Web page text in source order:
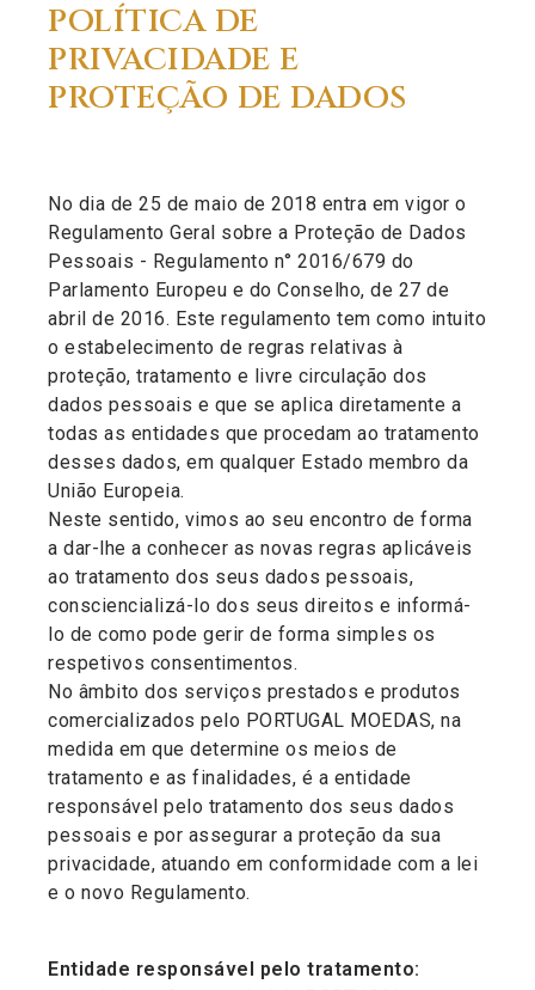
POLÍTICA DE
PRIVACIDADE E
PROTEÇÃO DE DADOS
No dia de 25 de maio de 2018 entra em vigor o
Regulamento Geral sobre a Proteção de Dados
Pessoais - Regulamento n° 2016/679 do
Parlamento Europeu e do Conselho, de 27 de
abril de 2016. Este regulamento tem como intuito
o estabelecimento de regras relativas à
proteção, tratamento e livre circulação dos
dados pessoais e que se aplica diretamente a
todas as entidades que procedam ao tratamento
desses dados, em qualquer Estado membro da
União Europeia.
Neste sentido, vimos ao seu encontro de forma
a dar-lhe a conhecer as novas regras aplicáveis
ao tratamento dos seus dados pessoais,
consciencializá-lo dos seus direitos e informá-
lo de como pode gerir de forma simples os
respetivos consentimentos.
No âmbito dos serviços prestados e produtos
comercializados pelo PORTUGAL MOEDAS, na
medida em que determine os meios de
tratamento e as finalidades, é a entidade
responsável pelo tratamento dos seus dados
pessoais e por assegurar a proteção da sua
privacidade, atuando em conformidade com a lei
e o novo Regulamento.
Entidade responsável pelo tratamento: